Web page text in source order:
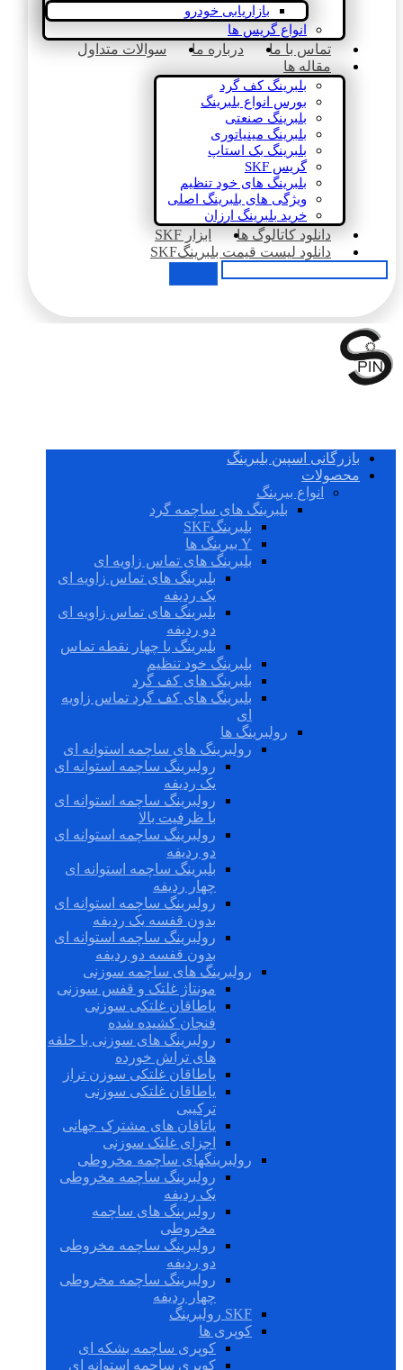
بازاریابی خودرو
انواع گریس ها
تماس با ما درباره ما
سوالات متداول
مقاله ها
بلبرینگ کف گرد
بورس انواع بلبرینگ
بلبرینگ صنعتی
بلبرینگ مینیاتوری
بلبرینگ بک استاپ
گریس SKF
بلبرینگ های خود تنظیم
ویژگی های بلبرینگ اصلی
خرید بلبرینگ ارزان
دانلود کاتالوگ ها
ابزار SKF
دانلود لیست قیمت بلبرینگSKF
بازرگانی اسپین بلبرینگ
محصولات
انواع بیرینگ
بلبرینگ های ساچمه گرد
بلبرینگSKF
Y بیرینگ ها
بلبرینگ های تماس زاویه ای
بلبرینگ های تماس زاویه ای
یک ردیفه
بلبرینگ های تماس زاویه ای
دو ردیفه
بلبرینگ با چهار نقطه تماس
بلبرینگ خود تنظیم
بلبرینگ های کف گرد
بلبرینگ های کف گرد تماس زاویه
ای
رولبرینگ ها
رولبرینگ های ساچمه استوانه ای
رولبرینگ ساچمه استوانه ای
یک ردیفه
رولبرینگ ساچمه استوانه ای
با ظرفیت بالا
رولبرینگ ساچمه استوانه ای
دو ردیفه
بلبرینگ ساچمه استوانه ای
چهار ردیفه
رولبرینگ ساچمه استوانه ای
بدون قفسه یک ردیفه
رولبرینگ ساچمه استوانه ای
بدون قفسه دو ردیفه
رولبرینگ های ساچمه سوزنی
مونتاژ غلتک و قفس سوزنی
یاطاقان غلتکی سوزنی
فنجان کشیده شده
رولبرینگ های سوزنی با حلقه
های تراش خورده
یاطاقان غلتکی سوزن تراز
یاطاقان غلتکی سوزنی
ترکیبی
یاتاقان های مشترک جهانی
اجزای غلتک سوزنی
رولبرینگهای ساچمه مخروطی
رولبرینگ ساچمه مخروطی
یک ردیفه
رولبرینگ های ساچمه
مخروطی
رولبرینگ ساچمه مخروطی
دو ردیفه
رولبرینگ ساچمه مخروطی
چهار ردیفه
SKF رولبرینگ
کوپری ها
کوپری ساچمه بشکه ای
کوپری ساچمه استوانه ای